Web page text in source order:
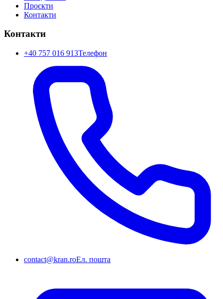
Проєкти
Контакти
Контакти
+40 757 016 913Телефон
contact@kran.roЕл. пошта